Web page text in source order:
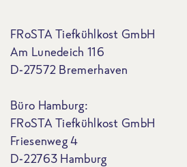
FRoSTA Tiefkühlkost GmbH
Am Lunedeich 116
D-27572 Bremerhaven
Büro Hamburg:
FRoSTA Tiefkühlkost GmbH
Friesenweg 4
D-22763 Hamburg